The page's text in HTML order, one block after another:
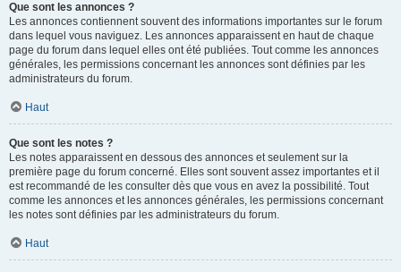
Que sont les annonces ?
Les annonces contiennent souvent des informations importantes sur le forum
dans lequel vous naviguez. Les annonces apparaissent en haut de chaque
page du forum dans lequel elles ont été publiées. Tout comme les annonces
générales, les permissions concernant les annonces sont définies par les
administrateurs du forum.
Haut
Que sont les notes ?
Les notes apparaissent en dessous des annonces et seulement sur la
première page du forum concerné. Elles sont souvent assez importantes et il
est recommandé de les consulter dès que vous en avez la possibilité. Tout
comme les annonces et les annonces générales, les permissions concernant
les notes sont définies par les administrateurs du forum.
Haut